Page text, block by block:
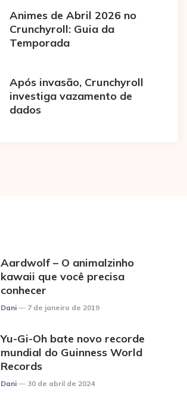
Animes de Abril 2026 no
Crunchyroll: Guia da
Temporada
Após invasão, Crunchyroll
investiga vazamento de
dados
Aardwolf – O animalzinho
kawaii que você precisa
conhecer
Posted
Dani 7 de janeiro de 2019
Yu-Gi-Oh bate novo recorde
mundial do Guinness World
Records
Posted
Dani 30 de abril de 2024